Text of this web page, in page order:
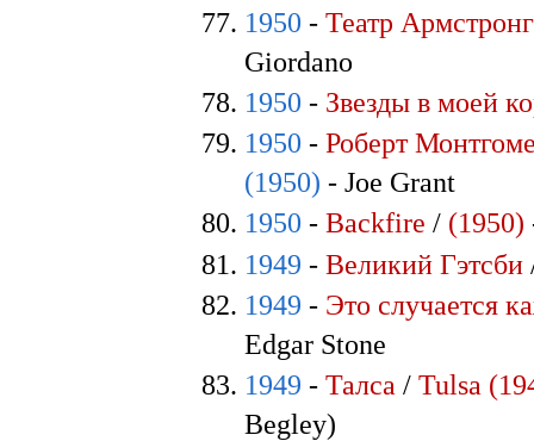
1950 -Театр
Giordano
1950 - Звезды в моей
1950 -Роберт
(1950) - Joe Grant
1950 -Backfire / (1950)
1949 -Великий Гэтсби
1949 - Это случается
Edgar Stone
1949 -Талса /Tulsa
Begley)